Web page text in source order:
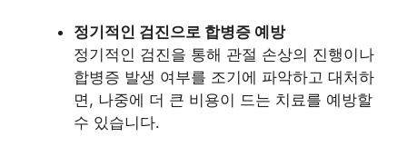
정기적인 검진으로 합병증 예방
정기적인 검진을 통해 관절 손상의 진행이나
합병증 발생 여부를 조기에 파악하고 대처하
면, 나중에 더 큰 비용이 드는 치료를 예방할
수 있습니다.